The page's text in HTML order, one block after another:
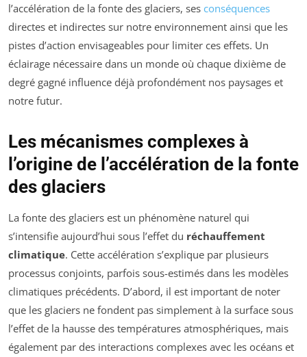
l’accélération de la fonte des glaciers, ses conséquences
directes et indirectes sur notre environnement ainsi que les
pistes d’action envisageables pour limiter ces effets. Un
éclairage nécessaire dans un monde où chaque dixième de
degré gagné influence déjà profondément nos paysages et
notre futur.
Les mécanismes complexes à
l’origine de l’accélération de la fonte
des glaciers
La fonte des glaciers est un phénomène naturel qui
s’intensifie aujourd’hui sous l’effet du réchauffement
climatique. Cette accélération s’explique par plusieurs
processus conjoints, parfois sous-estimés dans les modèles
climatiques précédents. D’abord, il est important de noter
que les glaciers ne fondent pas simplement à la surface sous
l’effet de la hausse des températures atmosphériques, mais
également par des interactions complexes avec les océans et